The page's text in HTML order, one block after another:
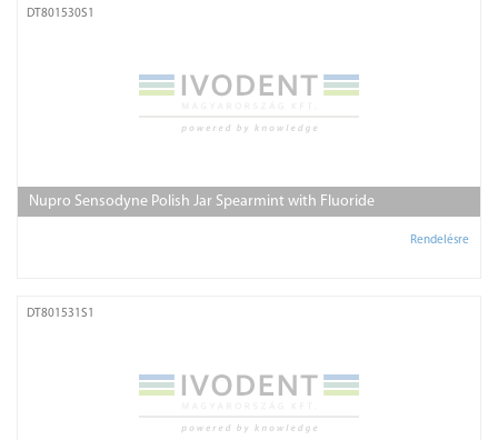
DT801530S1
Nupro Sensodyne Polish Jar Spearmint with Fluoride
Rendelésre
DT801531S1